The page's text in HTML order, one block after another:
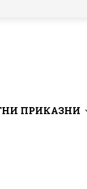
ПРИКАЗНИ